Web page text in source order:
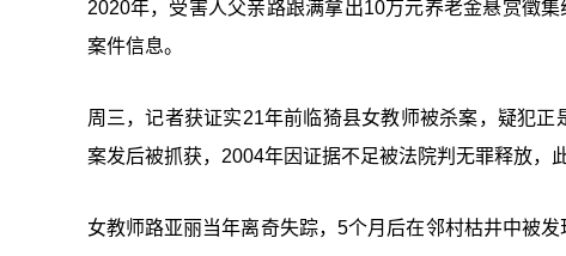
2020年，受害人父亲路跟满拿出10万元养老金悬赏徵
案件信息。
周三，记者获证实21年前临猗县女教师被杀案，疑犯
案发后被抓获，2004年因证据不足被法院判无罪释放，
女教师路亚丽当年离奇失踪，5个月后在邻村枯井中被